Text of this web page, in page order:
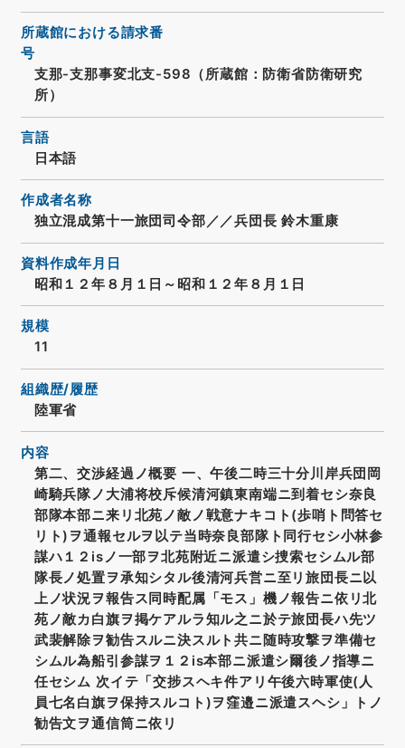
所蔵館における請求番
号
支那-支那事変北支-598（所蔵館：防衛省防衛研究
所）
言語
日本語
作成者名称
独立混成第十一旅団司令部／／兵団長 鈴木重康
資料作成年月日
昭和１２年８月１日～昭和１２年８月１日
規模
11
組織歴/履歴
陸軍省
内容
第二、交渉経過ノ概要 一、午後二時三十分川岸兵団岡
崎騎兵隊ノ大浦将校斥候清河鎮東南端ニ到着セシ奈良
部隊本部ニ来リ北苑ノ敵ノ戦意ナキコト(歩哨ト問答セ
リト)ヲ通報セルヲ以テ当時奈良部隊ト同行セシ小林参
謀ハ１２isノ一部ヲ北苑附近ニ派遣シ捜索セシムル部
隊長ノ処置ヲ承知シタル後清河兵営ニ至リ旅団長ニ以
上ノ状況ヲ報告ス同時配属「モス」機ノ報告ニ依リ北
苑ノ敵カ白旗ヲ掲ケアルラ知ル之ニ於テ旅団長ハ先ツ
武裴解除ヲ勧告スルニ決スルト共ニ随時攻撃ヲ準備セ
シムル為船引参謀ヲ１２is本部ニ派遣シ爾後ノ指導ニ
任セシム 次イテ「交捗スヘキ件アリ午後六時軍使(人
員七名白旗ヲ保持スルコト)ヲ窪邉ニ派遣スヘシ」トノ
勧告文ヲ通信筒ニ依リ